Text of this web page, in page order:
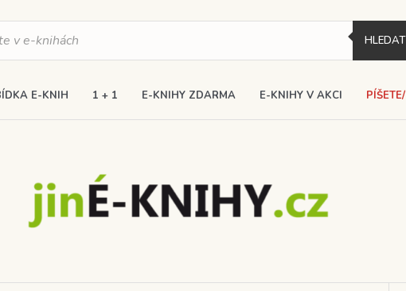
HLEDAT
E-KNIH 1 + 1 E-KNIHY ZDARMA E-KNIHY V AKCI